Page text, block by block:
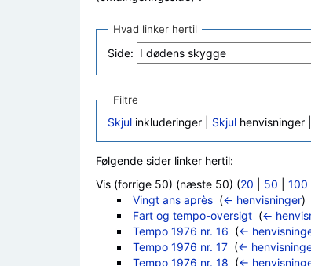
Hvad linker hertil
Side:
Filtre
Skjul inkluderinger | Skjul henvisninger |
Følgende sider linker hertil:
Vis (forrige 50) (næste 50) (20 50 100
Vingt ans après‎ (← henvisninger)
Fart og tempo-oversigt‎ (←
Tempo 1976 nr. 16 (←
Tempo 1976 nr. 17‎ (←
Tempo 1976 nr. 18 (←